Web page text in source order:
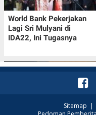
World Bank Pekerjakan
Lagi Sri Mulyani di
IDA22, Ini Tugasnya
Sitemap |